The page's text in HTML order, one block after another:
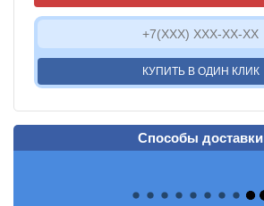
КУПИТЬ В ОДИН КЛИК
Способы доставки